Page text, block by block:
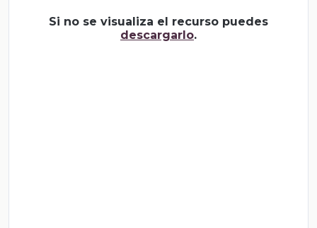
Si no se visualiza el recurso puedes
descargarlo.